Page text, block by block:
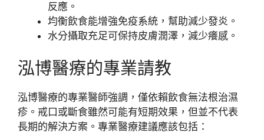
反應。
均衡飲食能增強免疫系統，幫助減少發炎。
水分攝取充足可保持皮膚潤澤，減少癢感。
泓博醫療的專業請教
泓博醫療的專業醫師強調，僅依賴飲食無法根治濕
疹。戒口或斷食雖然可能有短期效果，但並不代表
長期的解決方案。專業醫療建議應該包括：